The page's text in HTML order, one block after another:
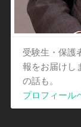
受験生・保護
報をお届けし
の話も。
プロフィール